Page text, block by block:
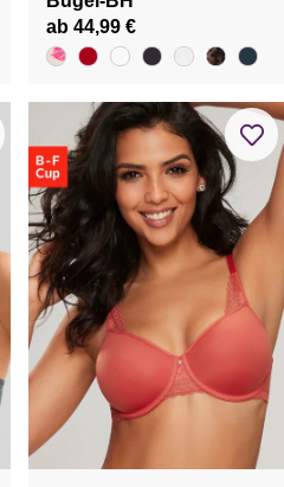
ab 44,99 €